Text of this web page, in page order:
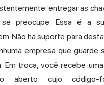
entregar as
preocupe. Essa é a
Não há suporte para
empresa que guarde
Em troca, você recebe
aberto cujo código-